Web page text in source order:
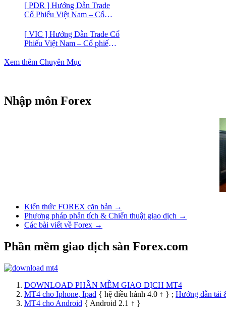
[ PDR ] Hướng Dẫn Trade
Cổ Phiếu Việt Nam – Cổ
[ VIC ] Hướng Dẫn Trade Cổ
Phiếu Việt Nam – Cổ phiếu
Xem thêm Chuyên Mục
Nhập môn Forex
Kiến thức FOREX căn bản →
Phương pháp phân tích & Chiến thuật giao dịch →
Các bài viết về Forex →
Phần mềm giao dịch sàn Forex.com
DOWNLOAD PHẦN MỀM GIAO DỊCH MT4
MT4 cho Iphone, Ipad { hệ điều hành 4.0 ↑ } ; Hướng dẫn tải
MT4 cho Android { Android 2.1 ↑ }